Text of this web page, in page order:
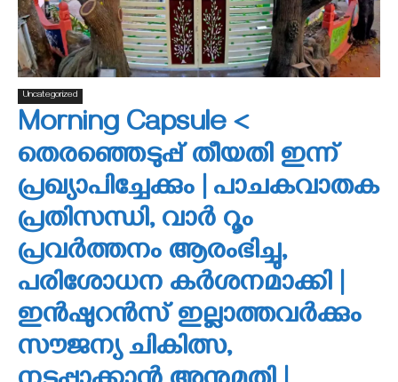
Uncategorized
Morning Capsule <
തെരഞ്ഞെടുപ്പ് തീയതി ഇന്ന്
പ്രഖ്യാപിച്ചേക്കും | പാചകവാതക
പ്രതിസന്ധി, വാര്‍ റൂം
പ്രവര്‍ത്തനം ആരംഭിച്ചു,
പരിശോധന കർശനമാക്കി |
ഇന്‍ഷുറന്‍സ് ഇല്ലാത്തവര്‍ക്കും
സൗജന്യ ചികിത്സ,